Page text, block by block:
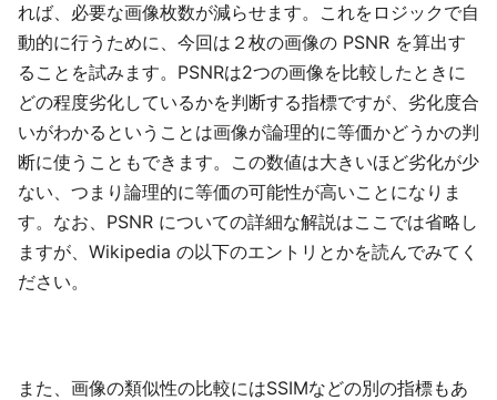
れば、必要な画像枚数が減らせます。これをロジックで自
動的に行うために、今回は２枚の画像の PSNR を算出す
ることを試みます。PSNRは2つの画像を比較したときに
どの程度劣化しているかを判断する指標ですが、劣化度合
いがわかるということは画像が論理的に等価かどうかの判
断に使うこともできます。この数値は大きいほど劣化が少
ない、つまり論理的に等価の可能性が高いことになりま
す。なお、PSNR についての詳細な解説はここでは省略し
ますが、Wikipedia の以下のエントリとかを読んでみてく
ださい。
また、画像の類似性の比較にはSSIMなどの別の指標もあ